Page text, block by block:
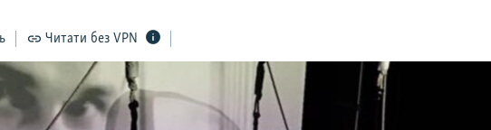
Читати без VPN